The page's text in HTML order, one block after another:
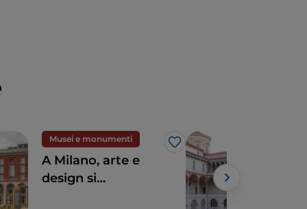
Musei e monumenti
Like
A Milano, arte e
design si